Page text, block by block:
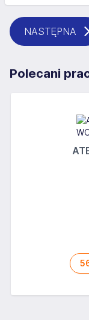
NASTĘPNA
Polecani